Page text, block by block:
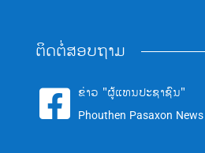
ຕິດຕໍ່ສອບຖາມ
 ຂ່າວ "ຜູ້ແທນປະຊາຊົນ"
Phouthen Pasaxon News